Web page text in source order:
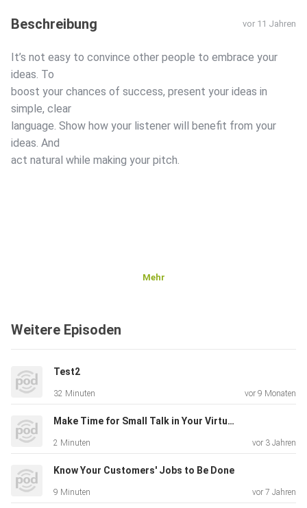
Beschreibung vor 11 Jahren
It’s not easy to convince other people to embrace your
ideas. To
boost your chances of success, present your ideas in
simple, clear
language. Show how your listener will benefit from your
ideas. And
act natural while making your pitch.
Mehr
Weitere Episoden
Test2
32 Minuten vor 9 Monaten
Make Time for Small Talk in Your Virtual Meetings
2 Minuten vor 3 Jahren
Know Your Customers' Jobs to Be Done
9 Minuten vor 7 Jahren